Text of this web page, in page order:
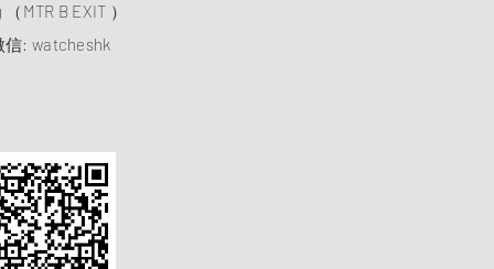
MTR B EXIT ）
信: watcheshk